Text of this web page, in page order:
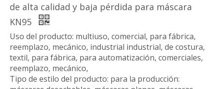
de alta calidad y baja pérdida para máscara
KN95
Uso del producto: multiuso, comercial, para fábrica,
reemplazo, mecánico, industrial industrial, de costura,
textil, para fábrica, para automatización, comerciales,
reemplazo, mecánico,
Tipo de estilo del producto: para la producción: